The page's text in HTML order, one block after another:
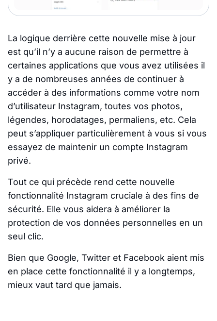
La logique derrière cette nouvelle mise à jour
est qu’il n’y a aucune raison de permettre à
certaines applications que vous avez utilisées il
y a de nombreuses années de continuer à
accéder à des informations comme votre nom
d’utilisateur Instagram, toutes vos photos,
légendes, horodatages, permaliens, etc. Cela
peut s’appliquer particulièrement à vous si vous
essayez de maintenir un compte Instagram
privé.
Tout ce qui précède rend cette nouvelle
fonctionnalité Instagram cruciale à des fins de
sécurité. Elle vous aidera à améliorer la
protection de vos données personnelles en un
seul clic.
Bien que Google, Twitter et Facebook aient mis
en place cette fonctionnalité il y a longtemps,
mieux vaut tard que jamais.